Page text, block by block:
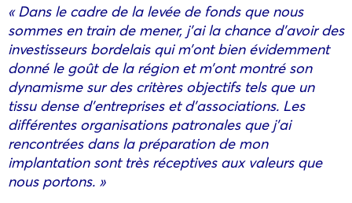
« Dans le cadre de la levée de fonds que nous
sommes en train de mener, j’ai la chance d’avoir des
investisseurs bordelais qui m’ont bien évidemment
donné le goût de la région et m’ont montré son
dynamisme sur des critères objectifs tels que un
tissu dense d’entreprises et d’associations. Les
différentes organisations patronales que j’ai
rencontrées dans la préparation de mon
implantation sont très réceptives aux valeurs que
nous portons. »